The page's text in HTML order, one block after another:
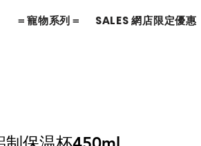
＝寵物系列＝ SALES 網店限定優惠